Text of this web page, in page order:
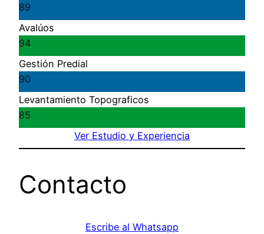
89
Avalúos
94
Gestión Predial
90
Levantamiento Topograficos
85
Ver Estudio y Experiencia
Contacto
Escribe al Whatsapp